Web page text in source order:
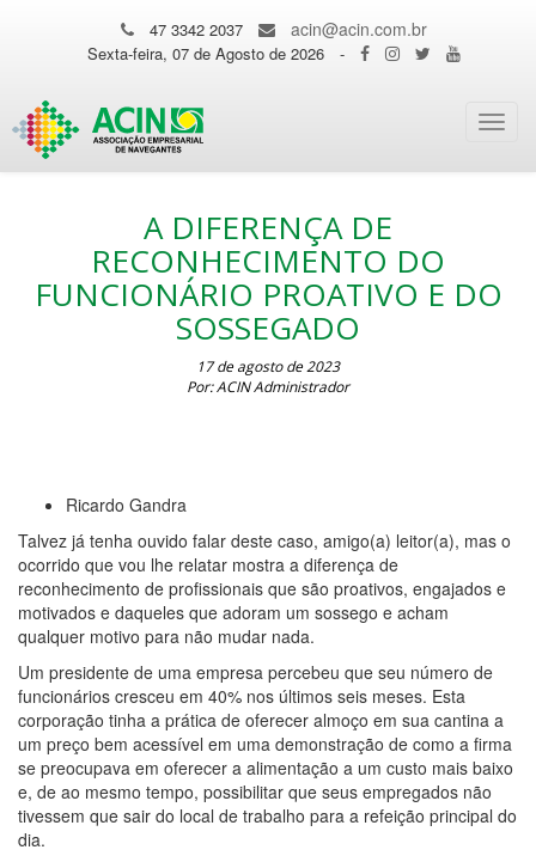
47 3342 2037 acin@acin.com.br
Sexta-feira, 07 de Agosto de 2026 -
A DIFERENÇA DE
RECONHECIMENTO DO
FUNCIONÁRIO PROATIVO E DO
SOSSEGADO
17 de agosto de 2023
Por: ACIN Administrador
Ricardo Gandra
Talvez já tenha ouvido falar deste caso, amigo(a) leitor(a), mas o
ocorrido que vou lhe relatar mostra a diferença de
reconhecimento de profissionais que são proativos, engajados e
motivados e daqueles que adoram um sossego e acham
qualquer motivo para não mudar nada.
Um presidente de uma empresa percebeu que seu número de
funcionários cresceu em 40% nos últimos seis meses. Esta
corporação tinha a prática de oferecer almoço em sua cantina a
um preço bem acessível em uma demonstração de como a firma
se preocupava em oferecer a alimentação a um custo mais baixo
e, de ao mesmo tempo, possibilitar que seus empregados não
tivessem que sair do local de trabalho para a refeição principal do
dia.